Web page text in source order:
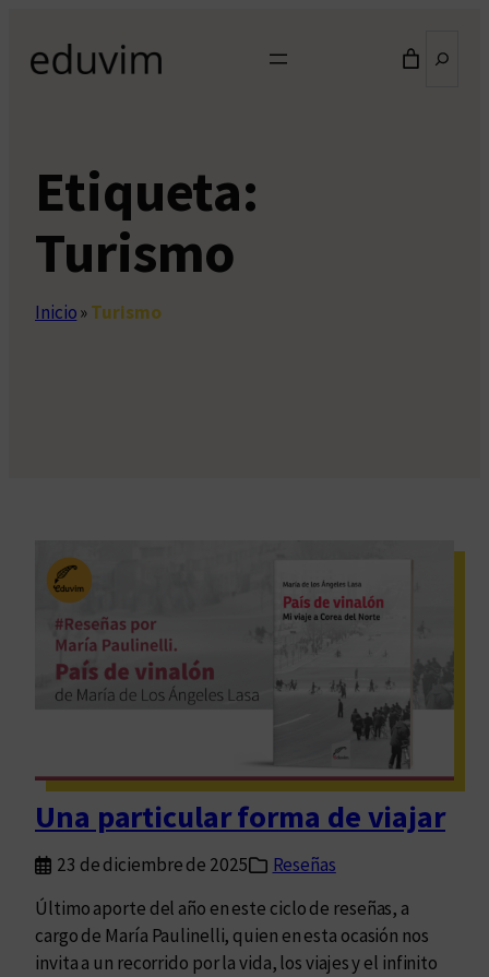
contenido
Etiqueta:
Turismo
Inicio»Turismo
Una particular forma de viajar
23 de diciembre de 2025
Reseñas
Último aporte del año en este ciclo de reseñas, a
cargo de María Paulinelli, quien en esta ocasión nos
invita a un recorrido por la vida, los viajes y el infinito